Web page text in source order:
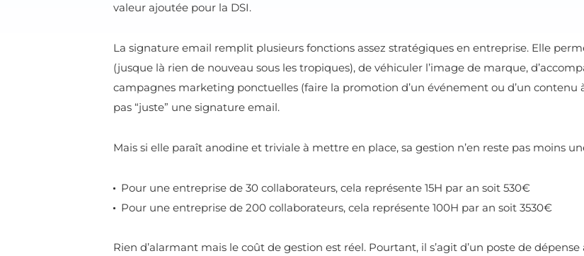
valeur ajoutée pour la DSI.
La signature email remplit plusieurs fonctions assez stratégiques en entreprise. Elle
(jusque là rien de nouveau sous les tropiques), de véhiculer l’image de marque,
campagnes marketing ponctuelles (faire la promotion d’un événement ou d’un contenu
pas “juste” une signature email.
Mais si elle paraît anodine et triviale à mettre en place, sa gestion n’en reste pas moins
Pour une entreprise de 30 collaborateurs, cela représente 15H par an soit 530€
Pour une entreprise de 200 collaborateurs, cela représente 100H par an soit 3530€
Rien d’alarmant mais le coût de gestion est réel. Pourtant, il s’agit d’un poste de